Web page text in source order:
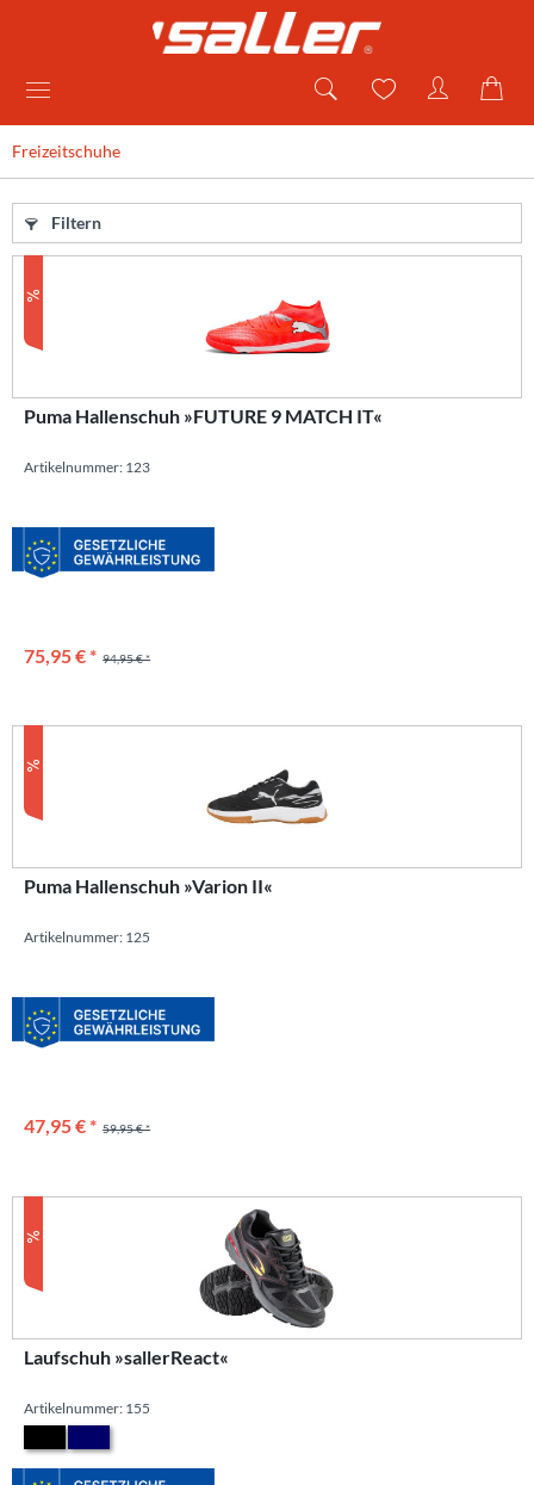
Freizeitschuhe
Filtern
Puma Hallenschuh »FUTURE 9 MATCH IT«
Artikelnummer: 123
94,95 € *
75,95 € *
Puma Hallenschuh »Varion II«
Artikelnummer: 125
59,95 € *
47,95 € *
Laufschuh »sallerReact«
Artikelnummer: 155